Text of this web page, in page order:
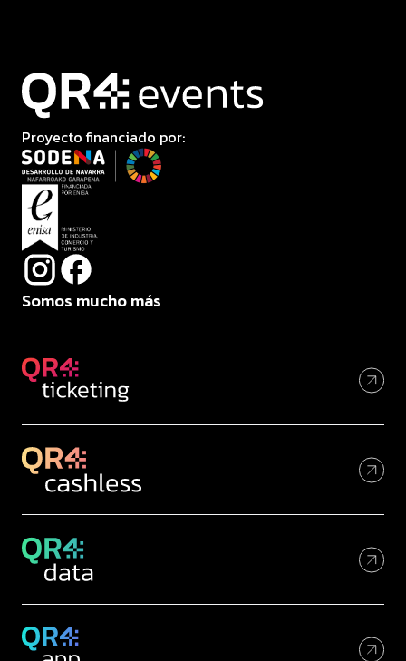
Proyecto financiado por:
Somos mucho más